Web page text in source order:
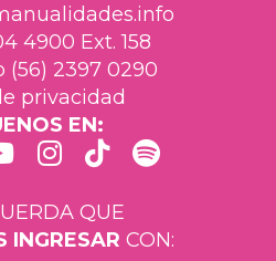
4900 Ext. 158
(56) 2397 0290
privacidad
EN:
QUE
INGRESAR CON: